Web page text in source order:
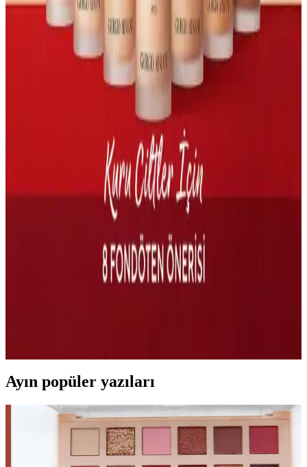
Makyajın 7 saatten fazla dayanması için cilt bakımı, baz, kapatıcı,
göz makyajı ve sabitleme teknikleri detaylandırılmıştır. Doğru ürün
seçimi ve uygulama makyajın kalıcılığını artırır.
Çanta İçinde Fondöten Dökülmesi: Etkili Temizlik
ve Koruma Yöntemleri
yöntemleriyle giderilebilir. Yağ bazlı deterjanlar ve makyaj
temizleyiciler etkili olup, önleyici tedbirler dökülmeyi engeller.
So Natural All Day Tight Make Up Setting Fixx
Spreyi: Özellikler ve Kullanıcı Deneyimleri
So Natural All Day Tight Make Up Setting Fixx, sıcak ve nemli
iklimlerde makyajı 6-7 saat sabitlerken, bazı kullanıcılar parlama ve
yapışkanlık sorunları yaşamaktadır. Ürün cilt tipine göre farklı etkiler
Kuru Ciltler İçin Nemlendirici Fondöten ve Baz
Makyaj Önerileri ve Uygulama Teknikleri
Ayın popüler yazıları